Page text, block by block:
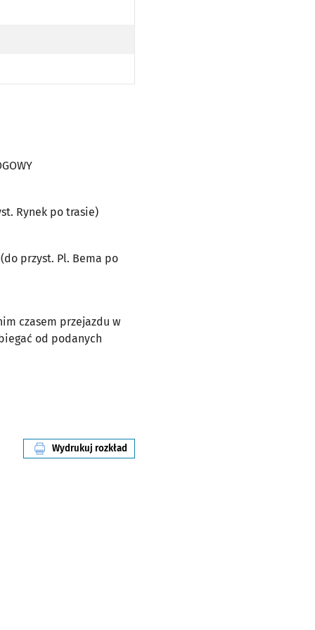
(DO PRZYST. RYNEK PO TRASIE); N - KURS OBSŁUGIWANY PRZEZ TRAMWAJ NISKOPODŁOGOWY
PO TRASIE); N - KURS OBSŁUGIWANY PRZEZ TRAMWAJ NISKOPODŁOGOWY
(DO PRZYST. PL. BEMA PO TRASIE); N - KURS OBSŁUGIWANY PRZEZ TRAMWAJ
Rynek po trasie)
przyst. Pl. Bema po
czasem przejazdu w
od podanych
Wydrukuj rozkład
linii nr 13